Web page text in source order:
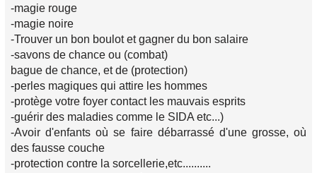
-magie rouge
-magie noire
-Trouver un bon boulot et gagner du bon salaire
-savons de chance ou (combat)
bague de chance, et de (protection)
-perles magiques qui attire les hommes
-protège votre foyer contact les mauvais esprits
-guérir des maladies comme le SIDA etc...)
-Avoir d'enfants où se faire débarrassé d'une grosse, où
des fausse couche
-protection contre la sorcellerie,etc..........